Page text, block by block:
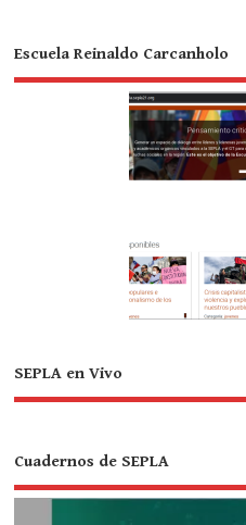
Escuela Reinaldo Carcanholo
SEPLA en Vivo
Cuadernos de SEPLA